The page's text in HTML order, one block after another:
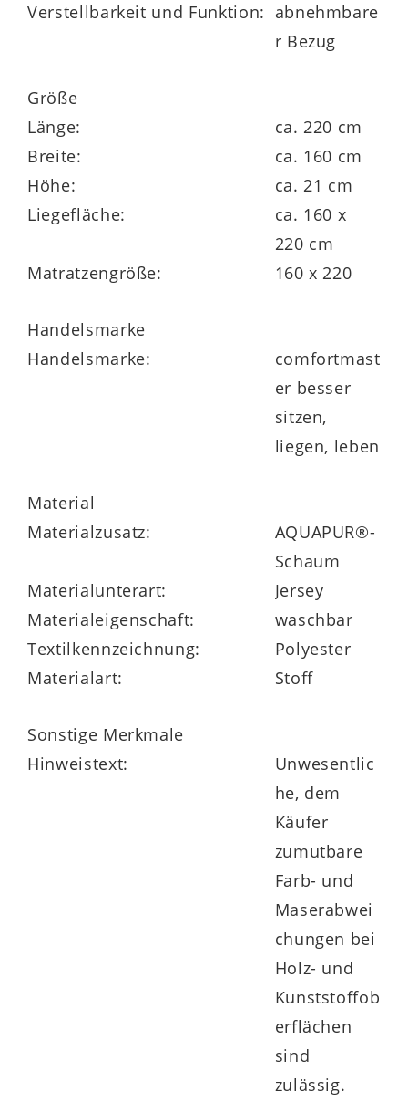
abnehmbar und bis 60 Grad waschbar
Matratzenkern
12 cm hoher 7-Zonen-
Tonnentaschenfederkern mit 440 Federn
beidseitig mit ca. 3 cm hohem
AQUAPUR®-Schaum mit ergonomischer
Noppenoberfläche, Raumgewicht 40 kg/m³
Highlights der Serie
serienmäßig in vielen Größen lieferbar
auch Überlängen und
Verstellbarkeit und Funktion: abnehmbare
r Bezug
Größe
Länge:
ca. 220 cm
Breite:
ca. 160 cm
Höhe:
ca. 21 cm
Liegefläche:
ca. 160 x
220 cm
Matratzengröße:
160 x 220
Handelsmarke
Handelsmarke:
comfortmast
er besser
sitzen,
liegen, leben
Material
Materialzusatz:
AQUAPUR®-
Schaum
Materialunterart:
Jersey
Materialeigenschaft:
waschbar
Textilkennzeichnung:
Polyester
Materialart:
Stoff
Sonstige Merkmale
Hinweistext:
Unwesentlic
he, dem
Käufer
zumutbare
Farb- und
Maserabwei
chungen bei
Holz- und
Kunststoffob
erflächen
sind
zulässig.